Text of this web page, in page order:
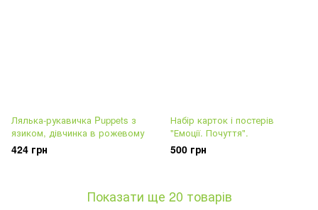
Лялька-рукавичка Puppets з
язиком, дівчинка в рожевому
424 грн
Набір карток і постерів
"Емоції. Почуття".
500 грн
Показати ще 20 товарів